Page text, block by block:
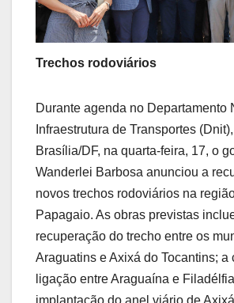
Trechos rodoviários
Durante agenda no Departamento
Infraestrutura de Transportes
Brasília/DF, na quarta-feira, 17, o
Wanderlei Barbosa anunciou a
novos trechos rodoviários na
Papagaio. As obras previstas
recuperação do trecho entre os
Araguatins e Axixá do Tocantins; a
ligação entre Araguaína e